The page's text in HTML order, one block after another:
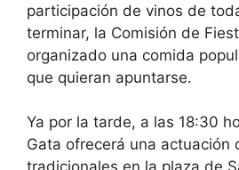
participación de vinos de
terminar, la Comisión de
organizado una comida
que quieran apuntarse.
Ya por la tarde, a las 18:30
Gata ofrecerá una actuación